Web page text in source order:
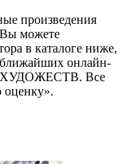
произведения
Вы можете
в каталоге ниже,
ближайших онлайн-
Все
оценку».